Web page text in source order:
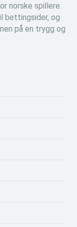
norske spillere.
bettingsider, og
på en trygg og